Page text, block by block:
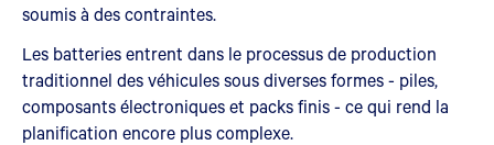
soumis à des contraintes.
Les batteries entrent dans le processus de production
traditionnel des véhicules sous diverses formes - piles,
composants électroniques et packs finis - ce qui rend la
planification encore plus complexe.